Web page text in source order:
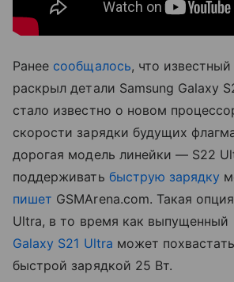
Ранее сообщалось, что
раскрыл детали Samsung Galaxy
стало известно о новом
скорости зарядки будущих
дорогая модель линейки — S22
поддерживать быструю зарядку
пишет GSMArena.com. Такая
Ultra, в то время как выпущенный
Galaxy S21 Ultra может
быстрой зарядкой 25 Вт.